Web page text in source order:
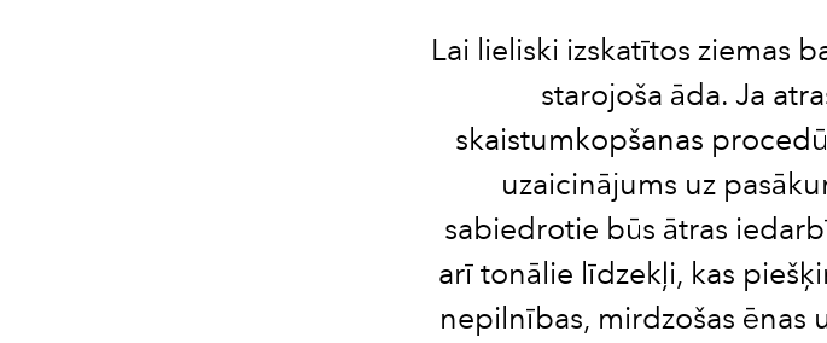
Lai lieliski izskatītos ziemas
starojoša āda. Ja
skaistumkopšanas
uzaicinājums uz
sabiedrotie būs ātras
arī tonālie līdzekļi, kas
nepilnības, mirdzošas ēnas